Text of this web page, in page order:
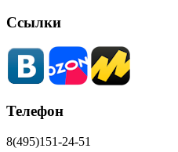
Ссылки
Телефон
8(495)151-24-51